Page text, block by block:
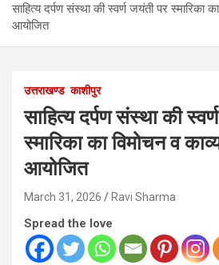
साहित्य दर्पण संस्था की स्वर्ण जयंती पर स्मारिका
आयोजित
उत्तराखण्ड काशीपुर
साहित्य दर्पण संस्था की
स्मारिका का विमोचन व
आयोजित
March 31, 2026 Ravi Sharma
Spread the love